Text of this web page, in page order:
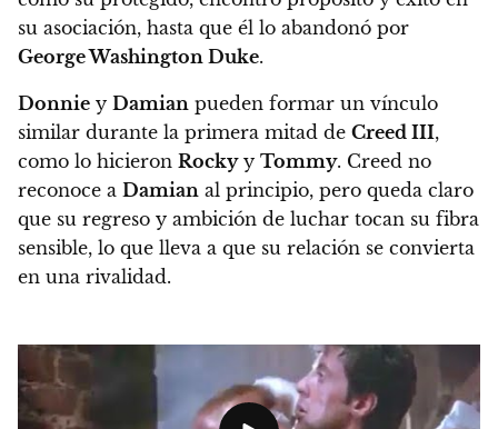
su asociación, hasta que él lo abandonó por
George Washington Duke.
Donnie y Damian pueden formar un vínculo
similar durante la primera mitad de Creed III,
como lo hicieron Rockyy Tommy. Creed no
reconoce a Damian al principio, pero queda claro
que su regreso y ambición de luchar tocan su fibra
sensible, lo que lleva a que su relación se convierta
en una rivalidad.